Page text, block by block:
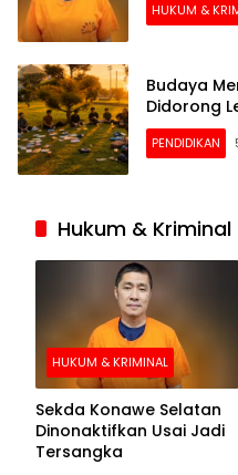
HUKUM &
Budaya
Didorong
PENDIDIKAN
Hukum & Kriminal
HUKUM & KRIMINAL
Sekda Konawe Selatan
Dinonaktifkan Usai Jadi
Tersangka